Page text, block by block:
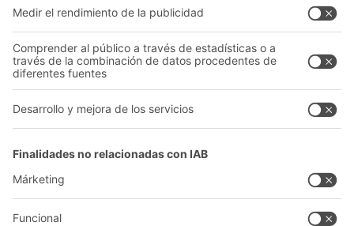
+34 93 557 10 20